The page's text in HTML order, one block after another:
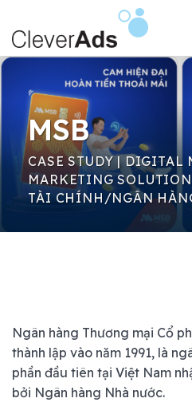
qua
nội
dung
MSB
CASE STUDY| DIGITAL
MARKETING SOLUTION
TÀI CHÍNH/NGÂN
Ngân hàng Thương mại Cổ
thành lập vào năm 1991, là
phần đầu tiên tại Việt Nam
bởi Ngân hàng Nhà nước.